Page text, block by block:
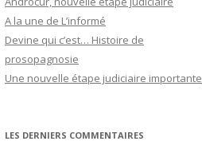
A la une de L’informé
Devine qui c’est… Histoire de
prosopagnosie
Une nouvelle étape judiciaire importante
LES DERNIERS COMMENTAIRES